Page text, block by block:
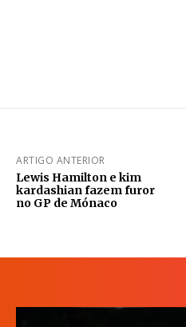
ARTIGO ANTERIOR
Lewis Hamilton e kim
kardashian fazem furor
no GP de Mónaco